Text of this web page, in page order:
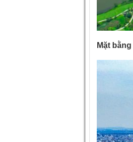
Mặt